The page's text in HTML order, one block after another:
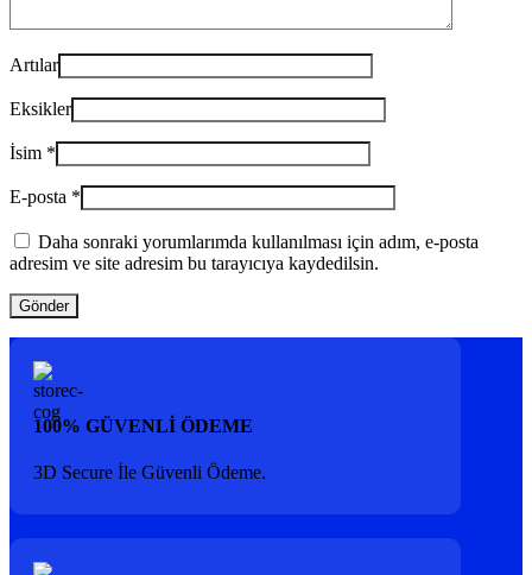
Artılar
Eksikler
İsim *
E-posta *
Daha sonraki yorumlarımda kullanılması için adım, e-posta
adresim ve site adresim bu tarayıcıya kaydedilsin.
100% GÜVENLİ ÖDEME
3D Secure İle Güvenli Ödeme.